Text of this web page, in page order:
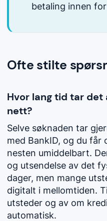
betaling innen
Ofte stilte
Hvor lang tid tar
nett?
Selve søknaden tar
med BankID, og du
nesten umiddelbart.
og utsendelse av det
dager, men mange
digitalt i mellomtiden.
utsteder og av om
automatisk.